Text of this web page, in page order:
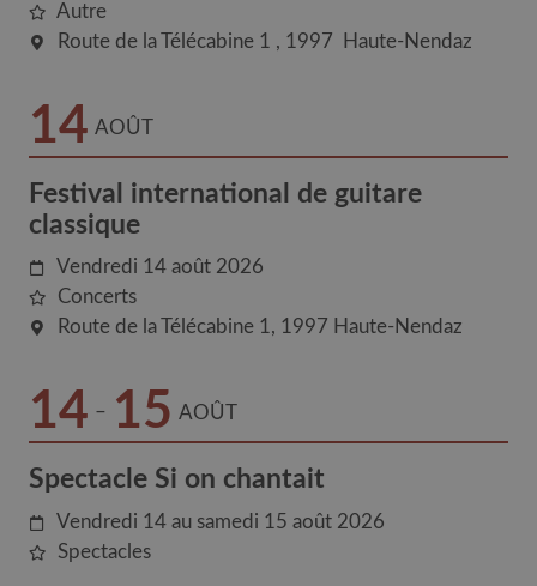
Autre
Route de la Télécabine 1
1997 Haute-Nendaz
14 AOÛT
Festival international de guitare
classique
Vendredi 14 août 2026
Concerts
Route de la Télécabine 1
1997 Haute-Nendaz
14 – 15 AOÛT
Spectacle Si on chantait
Vendredi 14 au samedi 15 août 2026
Spectacles